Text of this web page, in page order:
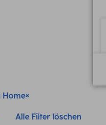
Home
Alle Filter löschen